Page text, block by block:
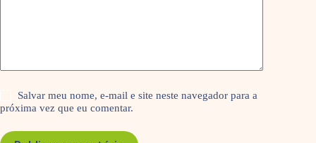
Salvar meu nome, e-mail e site neste navegador para a
próxima vez que eu comentar.